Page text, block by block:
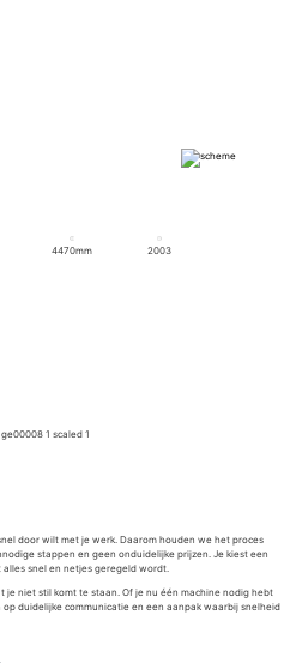
4470mm 2003
door wilt met je werk. Daarom houden we het proces
stappen en geen onduidelijke prijzen. Je kiest een
snel en netjes geregeld wordt.
je niet stil komt te staan. Of je nu één machine nodig hebt
duidelijke communicatie en een aanpak waarbij snelheid